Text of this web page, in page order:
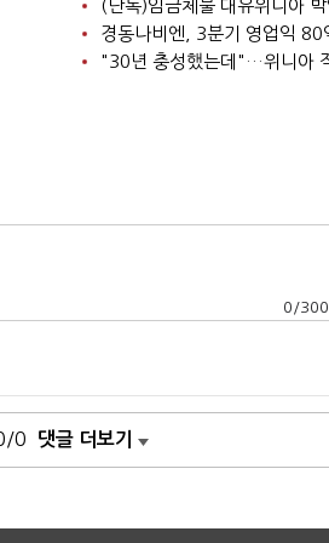
(단독)임금체불 대유위니아
경동나비엔, 3분기 영업익
"30년 충성했는데"…위니아
0 /300
0 댓글 더보기